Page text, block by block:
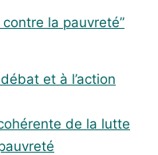
la pauvreté”
et à l’action
de la lutte